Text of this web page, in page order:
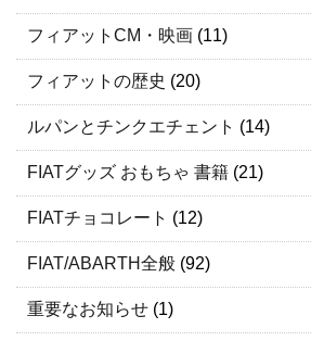
フィアットCM・映画 (11)
フィアットの歴史 (20)
ルパンとチンクエチェント (14)
FIATグッズ おもちゃ 書籍 (21)
FIATチョコレート (12)
FIAT/ABARTH全般 (92)
重要なお知らせ (1)